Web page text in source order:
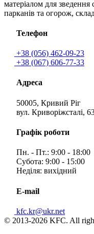
матеріалом для зведення
парканів та огорож,
Телефон
+38 (056) 462-09-23
+38 (067) 606-77-33
Адреса
50005, Кривий Ріг
вул. Криворіжсталі,
Графік роботи
Пн. - Пт.: 9:00 - 18:00
Субота: 9:00 - 15:00
Неділя: вихідний
E-mail
kfc.kr@ukr.net
© 2013-2026 KFC. All